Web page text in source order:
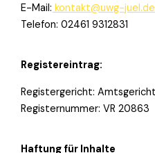
E-Mail: kontakt@uwg-juel.de
Telefon: 02461 9312831
Registereintrag:
Registergericht:
Registernummer: VR 20863
Haftung für Inhalte